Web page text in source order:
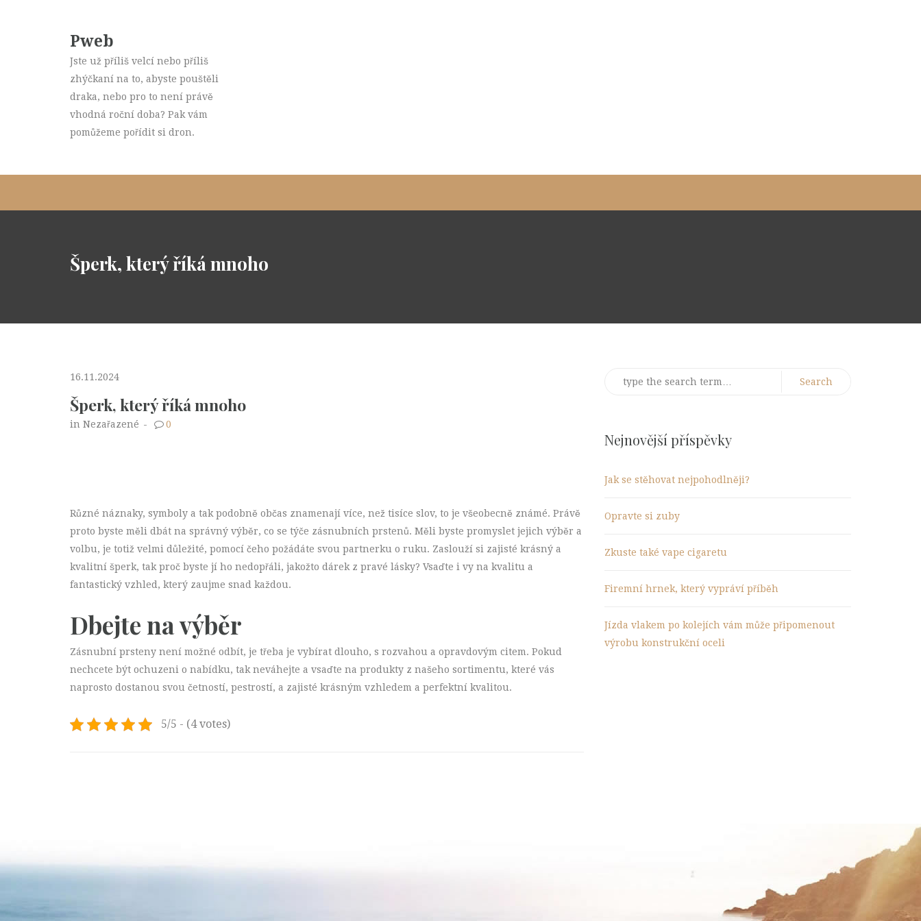
Pweb
Jste už příliš velcí nebo příliš
zhýčkaní na to, abyste pouštěli
draka, nebo pro to není právě
vhodná roční doba? Pak vám
pomůžeme pořídit si dron.
Šperk, který říká mnoho
16.11.2024
Šperk, který říká mnoho
in Nezařazené - 0
Různé náznaky, symboly a tak podobně občas znamenají více, než tisíce slov, to je všeobecně známé. Právě
proto byste měli dbát na správný výběr, co se týče zásnubních prstenů. Měli byste promyslet jejich výběr a
volbu, je totiž velmi důležité, pomocí čeho požádáte svou partnerku o ruku. Zaslouží si zajisté krásný a
kvalitní šperk, tak proč byste jí ho nedopřáli, jakožto dárek z pravé lásky? Vsaďte i vy na kvalitu a
fantastický vzhled, který zaujme snad každou.
Dbejte na výběr
Zásnubní prsteny není možné odbít, je třeba je vybírat dlouho, s rozvahou a opravdovým citem. Pokud
nechcete být ochuzeni o nabídku, tak neváhejte a vsaďte na produkty z našeho sortimentu, které vás
naprosto dostanou svou četností, pestrostí, a zajisté krásným vzhledem a perfektní kvalitou.
5/5 - (4 votes)
Search
Nejnovější příspěvky
Jak se stěhovat nejpohodlněji?
Opravte si zuby
Zkuste také vape cigaretu
Firemní hrnek, který vypráví příběh
Jízda vlakem po kolejích vám může připomenout
výrobu konstrukční oceli